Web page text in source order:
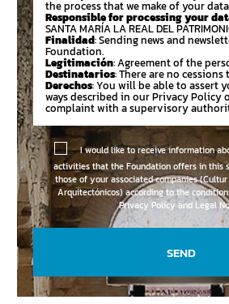
the process that we make of your
Responsible for processing your
SANTA MARÍA LA REAL DEL
Finalidad: Sending news and
Foundation.
Legitimación: Agreement of the
Destinatarios: There are no
Derechos: You will be able to assert
ways described in our Privacy Policy
complaint with a supervisory
I would like to receive information
activities that the Foundation offers in this
those of your associated companies
Arquitectónicos) according to the
Privacy Policy and Legal
SEND